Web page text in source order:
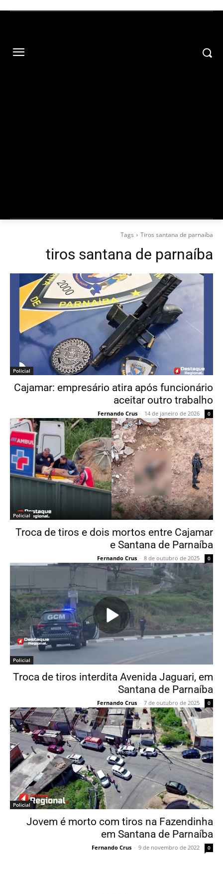
Tags Tiros santana de parnaíba
tiros santana de parnaíba
Policial
Cajamar: empresário atira após funcionário
aceitar outro trabalho
Fernando Crus - 14 de janeiro de 2026 0
Policial
Troca de tiros e dois mortos entre Cajamar
e Santana de Parnaíba
Fernando Crus - 8 de outubro de 2025 0
Policial
Troca de tiros interdita Avenida Jaguari, em
Santana de Parnaíba
Fernando Crus - 7 de outubro de 2025 0
Policial
Jovem é morto com tiros na Fazendinha
em Santana de Parnaíba
Fernando Crus - 9 de novembro de 2022 0